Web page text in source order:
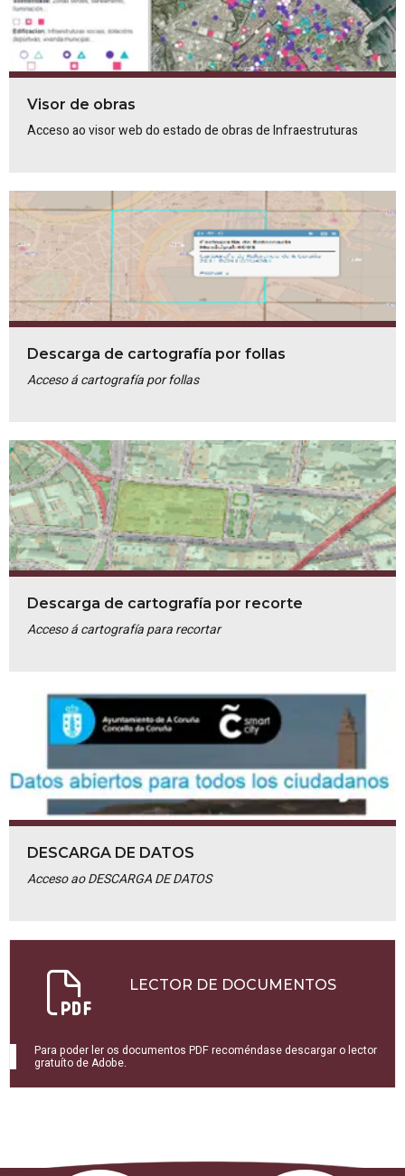
Visor de obras
Acceso ao visor web do estado de obras de Infraestruturas
Descarga de cartografía por follas
Acceso á cartografía por follas
Descarga de cartografía por recorte
Acceso á cartografía para recortar
DESCARGA DE DATOS
Acceso ao DESCARGA DE DATOS
LECTOR DE DOCUMENTOS
Para poder ler os documentos PDF recoméndase descargar o lector
gratuíto de Adobe.